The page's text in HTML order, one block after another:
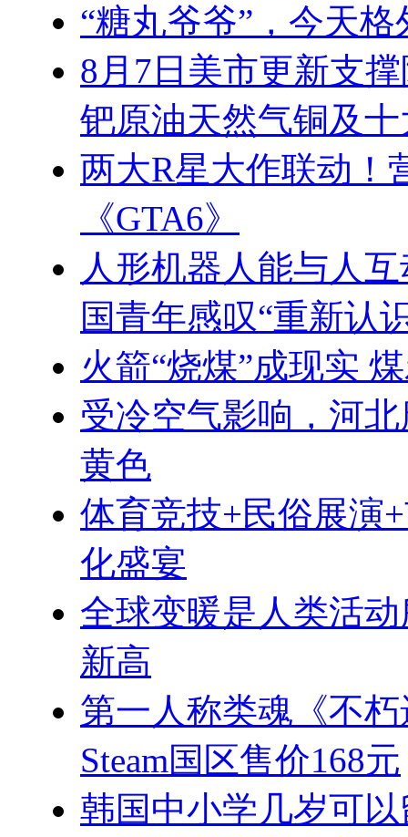
“糖丸爷爷”，今天
8月7日美市更新支
钯原油天然气铜及
两大R星大作联动！
《GTA6》
人形机器人能与人
国青年感叹“重新认
火箭“烧煤”成现实
受冷空气影响，河
黄色
体育竞技+民俗展演
化盛宴
全球变暖是人类活
新高
第一人称类魂《不
Steam国区售价168元
韩国中小学几岁可